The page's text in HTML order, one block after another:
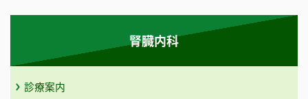
腎臓内科
診療案内